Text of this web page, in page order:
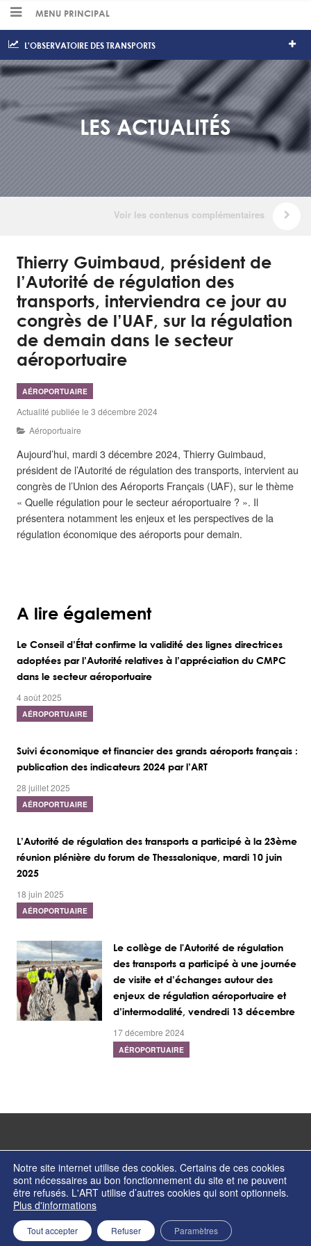
MENU PRINCIPAL
L'OBSERVATOIRE DES TRANSPORTS
LES ACTUALITÉS
Thierry Guimbaud, président de
l’Autorité de régulation des
transports, interviendra ce jour au
congrès de l’UAF, sur la régulation
de demain dans le secteur
aéroportuaire
AÉROPORTUAIRE
Actualité publiée le 3 décembre 2024
Aéroportuaire
Aujourd’hui, mardi 3 décembre 2024, Thierry Guimbaud,
président de l’Autorité de régulation des transports, intervient au
congrès de l’Union des Aéroports Français (UAF), sur le thème
« Quelle régulation pour le secteur aéroportuaire ? ». Il
présentera notamment les enjeux et les perspectives de la
régulation économique des aéroports pour demain.
A lire également
Le Conseil d’État confirme la validité des lignes directrices
adoptées par l’Autorité relatives à l’appréciation du CMPC
dans le secteur aéroportuaire
4 août 2025
AÉROPORTUAIRE
Suivi économique et financier des grands aéroports français :
publication des indicateurs 2024 par l’ART
28 juillet 2025
AÉROPORTUAIRE
L’Autorité de régulation des transports a participé à la 23ème
réunion plénière du forum de Thessalonique, mardi 10 juin
2025
18 juin 2025
AÉROPORTUAIRE
Le collège de l'Autorité de régulation
des transports a participé à une journée
de visite et d’échanges autour des
enjeux de régulation aéroportuaire et
d’intermodalité, vendredi 13 décembre
17 décembre 2024
AÉROPORTUAIRE
© Copyright 2026 - Autorité de régulation des transports - ISSN 2274-2123
Retour en haut de page
Notre site internet utilise des cookies. Certains de ces cookies
sont nécessaires au bon fonctionnement du site et ne peuvent
être refusés. L'ART utilise d’autres cookies qui sont optionnels.
Plus d'informations
Tout accepter Refuser Paramètres